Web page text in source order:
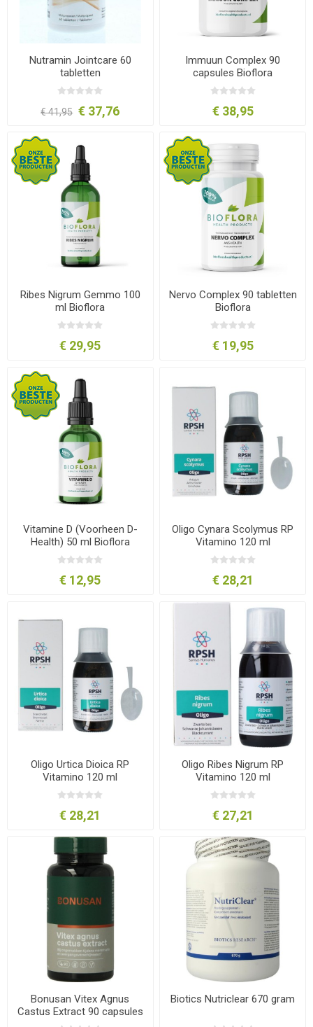
Nutramin Jointcare 60
tabletten
€ 41,95 € 37,76
Immuun Complex 90
capsules Bioflora
€ 38,95
Ribes Nigrum Gemmo 100
ml Bioflora
€ 29,95
Nervo Complex 90 tabletten
Bioflora
€ 19,95
Vitamine D (Voorheen D-
Health) 50 ml Bioflora
€ 12,95
Oligo Cynara Scolymus RP
Vitamino 120 ml
€ 28,21
Oligo Urtica Dioica RP
Vitamino 120 ml
€ 28,21
Oligo Ribes Nigrum RP
Vitamino 120 ml
€ 27,21
Bonusan Vitex Agnus
Castus Extract 90 capsules
Biotics Nutriclear 670 gram